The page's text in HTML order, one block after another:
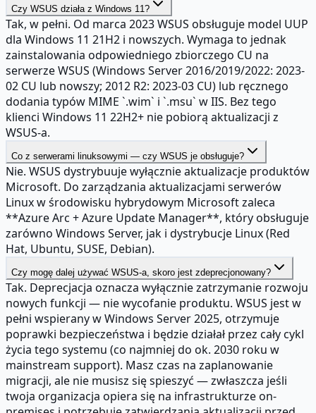
Czy WSUS działa z Windows 11?
Tak, w pełni. Od marca 2023 WSUS obsługuje model UUP
dla Windows 11 21H2 i nowszych. Wymaga to jednak
zainstalowania odpowiedniego zbiorczego CU na
serwerze WSUS (Windows Server 2016/2019/2022: 2023-
02 CU lub nowszy; 2012 R2: 2023-03 CU) lub ręcznego
dodania typów MIME `.wim` i `.msu` w IIS. Bez tego
klienci Windows 11 22H2+ nie pobiorą aktualizacji z
WSUS-a.
Co z serwerami linuksowymi — czy WSUS je obsługuje?
Nie. WSUS dystrybuuje wyłącznie aktualizacje produktów
Microsoft. Do zarządzania aktualizacjami serwerów
Linux w środowisku hybrydowym Microsoft zaleca
**Azure Arc + Azure Update Manager**, który obsługuje
zarówno Windows Server, jak i dystrybucje Linux (Red
Hat, Ubuntu, SUSE, Debian).
Czy mogę dalej używać WSUS-a, skoro jest zdeprecjonowany?
Tak. Deprecjacja oznacza wyłącznie zatrzymanie rozwoju
nowych funkcji — nie wycofanie produktu. WSUS jest w
pełni wspierany w Windows Server 2025, otrzymuje
poprawki bezpieczeństwa i będzie działał przez cały cykl
życia tego systemu (co najmniej do ok. 2030 roku w
mainstream support). Masz czas na zaplanowanie
migracji, ale nie musisz się spieszyć — zwłaszcza jeśli
twoja organizacja opiera się na infrastrukturze on-